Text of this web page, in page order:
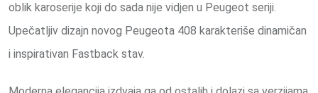
oblik karoserije koji do sada nije vidjen u Peugeot seriji.
Upečatljiv dizajn novog Peugeota 408 karakteriše dinamičan
i inspirativan Fastback stav.